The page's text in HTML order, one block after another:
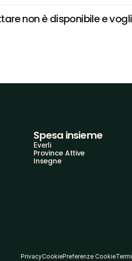
non è disponibile e
Spesa insieme
Everli
Province Attive
Insegne
PrivacyCookiePreferenze Cookie